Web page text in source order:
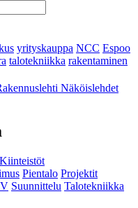
yrityskauppa NCC Espoo
talotekniikka rakentaminen
Näköislehdet
Kiinteistöt
Pientalo Projektit
Suunnittelu Talotekniikka